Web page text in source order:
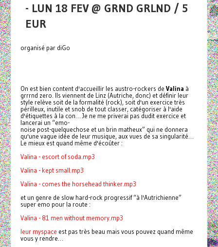
- LUN 18 FEV @ GRND GRLND / 5
EUR
organisé par diGo
On est bien content d'accueillir les austro-rockers de Valina à
grrrnd zero. Ils viennent de Linz (Autriche, donc) et définir leur
style relève soit de la formalité (rock), soit d'un exercice très
périlleux, inutile et snob de tout classer, catégoriser à l'aide
d'étiquettes à la con… Je ne me priverai pas dudit exercice et
lancerai un “emo-
noise post-quelquechose et un brin matheux” qui ne donnera
qu'une vague idée de leur musique, aux vues de sa singularité…
Le mieux est quand même d'écoûter :
Valina - escort of soda.mp3
Valina - kept small.mp3
Valina - comes the horsehead thinker.mp3
et un genre de slow hard-rock progressif “à l'Autrichienne”
super emo pour la route :
Valina - 81 men without memory.mp3
leur myspace est pas très beau mais vous pouvez quand même
vous y rendre…